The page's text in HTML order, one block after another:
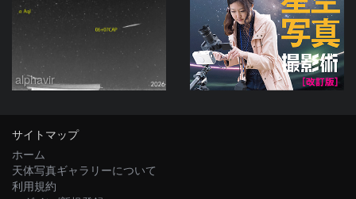
alphavir
サイトマップ
ホーム
天体写真ギャラリーについて
利用規約